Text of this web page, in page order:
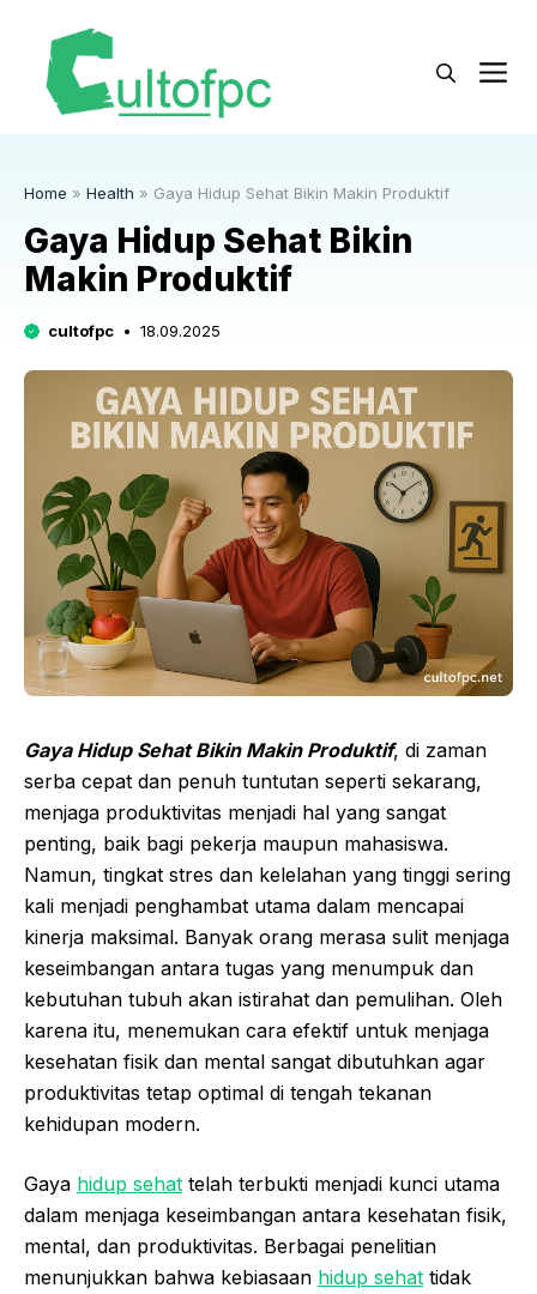
Home » Health » Gaya Hidup Sehat Bikin Makin Produktif
Gaya Hidup Sehat Bikin
Makin Produktif
cultofpc 18.09.2025
Gaya Hidup Sehat Bikin Makin Produktif, di zaman
serba cepat dan penuh tuntutan seperti sekarang,
menjaga produktivitas menjadi hal yang sangat
penting, baik bagi pekerja maupun mahasiswa.
Namun, tingkat stres dan kelelahan yang tinggi sering
kali menjadi penghambat utama dalam mencapai
kinerja maksimal. Banyak orang merasa sulit menjaga
keseimbangan antara tugas yang menumpuk dan
kebutuhan tubuh akan istirahat dan pemulihan. Oleh
karena itu, menemukan cara efektif untuk menjaga
kesehatan fisik dan mental sangat dibutuhkan agar
produktivitas tetap optimal di tengah tekanan
kehidupan modern.
Gaya hidup sehat telah terbukti menjadi kunci utama
dalam menjaga keseimbangan antara kesehatan fisik,
mental, dan produktivitas. Berbagai penelitian
menunjukkan bahwa kebiasaan hidup sehat tidak